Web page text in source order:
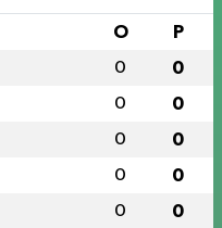
O P
0 0
0 0
0 0
0 0
0 0